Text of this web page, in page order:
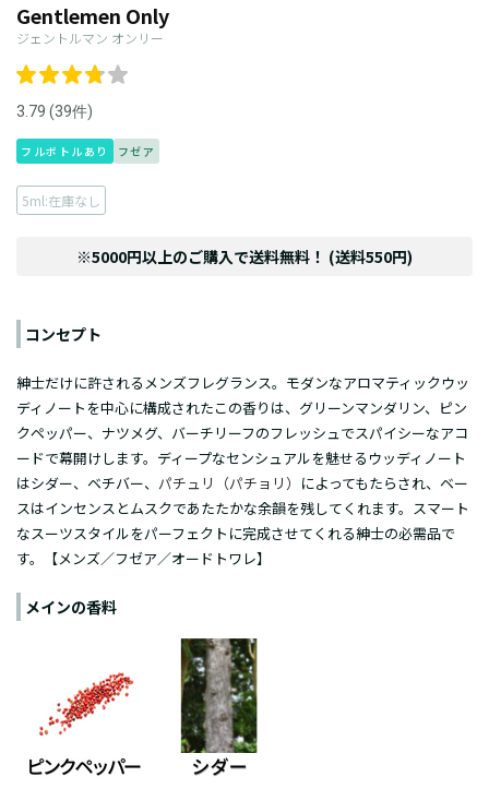
Gentlemen Only
ジェントルマン オンリー
3.79 (39件)
フルボトルあり フゼア
5ml:在庫なし
※5000円以上のご購入で送料無料！ (送料550円)
コンセプト
紳士だけに許されるメンズフレグランス。モダンなアロマティックウッ
ディノートを中心に構成されたこの香りは、グリーンマンダリン、ピン
クペッパー、ナツメグ、バーチリーフのフレッシュでスパイシーなアコ
ードで幕開けします。ディープなセンシュアルを魅せるウッディノート
はシダー、ベチバー、 パチュリ（パチョリ） によってもたらされ、ベー
スはインセンスとムスクであたたかな余韻を残してくれます。スマート
なスーツスタイルをパーフェクトに完成させてくれる紳士の必需品で
す。【メンズ／フゼア／オードトワレ】
メインの香料